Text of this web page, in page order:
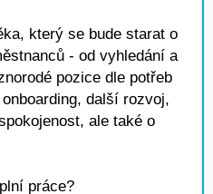
který se bude starat o
- od vyhledání a
pozice dle potřeb
další rozvoj,
ale také o
práce?